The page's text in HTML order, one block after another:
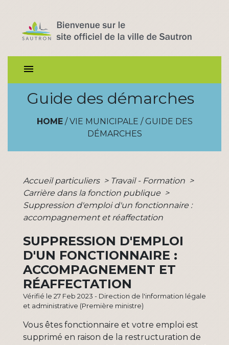
menu
Guide des démarches
HOME/ VIE MUNICIPALE / GUIDE DES
DÉMARCHES
Accueil particuliers > Travail - Formation >
Carrière dans la fonction publique >
Suppression d'emploi d'un fonctionnaire :
accompagnement et réaffectation
SUPPRESSION D'EMPLOI
D'UN FONCTIONNAIRE :
ACCOMPAGNEMENT ET
RÉAFFECTATION
Vérifié le 27 Feb 2023 - Direction de l'information légale
et administrative (Première ministre)
Vous êtes fonctionnaire et votre emploi est
supprimé en raison de la restructuration de